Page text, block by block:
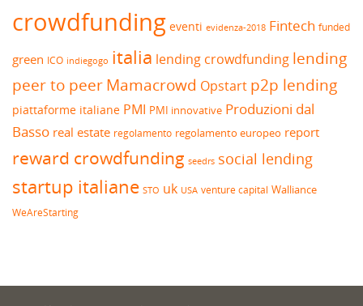
crowdfunding eventi evidenza-2018 Fintech funded
green ICO indiegogo italia lending crowdfunding lending
peer to peerMamacrowd Opstart p2p lending
piattaforme italiane PMI PMI innovative Produzioni dal
Basso real estate regolamento regolamento europeo report
reward crowdfunding seedrs social lending
startup italiane STO uk USA venture capital Walliance
WeAreStarting